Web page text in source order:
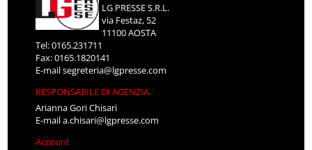
LG PRESSE S.R.L.
via Festaz, 52
11100 AOSTA
Tel: 0165.231711
Fax: 0165.1820141
E-mailsegreteria@lgpresse.com
RESPONSABILE DI AGENZIA
Arianna Gori Chisari
E-maila.chisari@lgpresse.com
Account